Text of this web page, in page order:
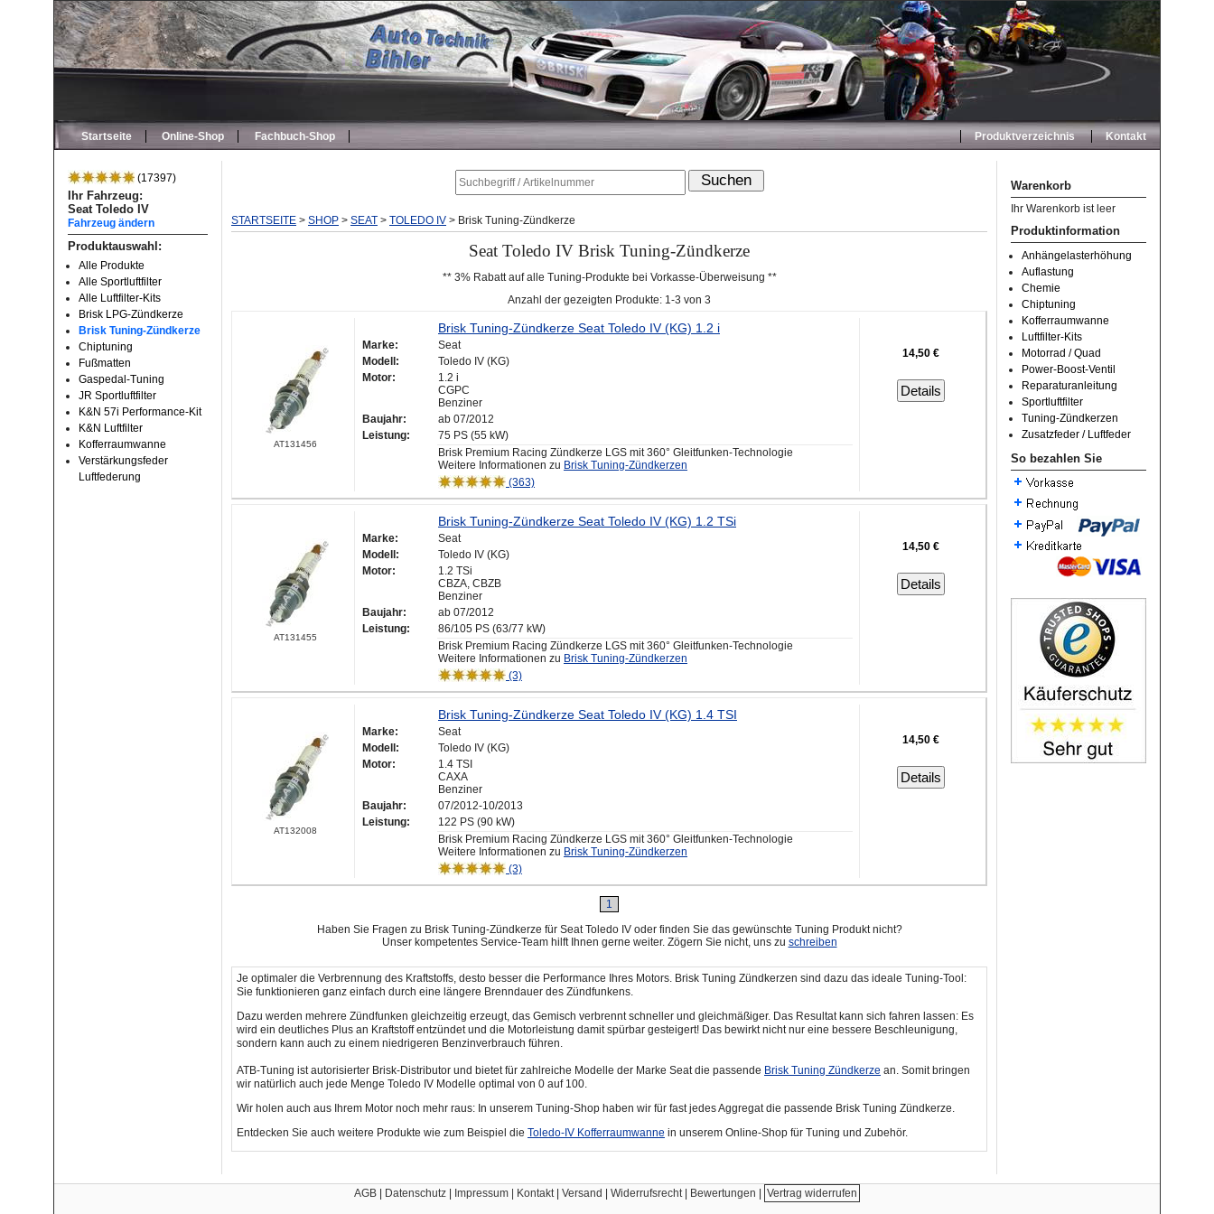
Startseite Online-Shop Fachbuch-Shop Produktverzeichnis Kontakt
(17397)
Ihr Fahrzeug:
Seat Toledo IV
Fahrzeug ändern
Produktauswahl:
Alle Produkte
Alle Sportluftfilter
Alle Luftfilter-Kits
Brisk LPG-Zündkerze
Brisk Tuning-Zündkerze
Chiptuning
Fußmatten
Gaspedal-Tuning
JR Sportluftfilter
K&N 57i Performance-Kit
K&N Luftfilter
Kofferraumwanne
Verstärkungsfeder
Luftfederung
Warenkorb
Ihr Warenkorb ist leer
Produktinformation
Anhängelasterhöhung
Auflastung
Chemie
Chiptuning
Kofferraumwanne
Luftfilter-Kits
Motorrad / Quad
Power-Boost-Ventil
Reparaturanleitung
Sportluftfilter
Tuning-Zündkerzen
Zusatzfeder / Luftfeder
So bezahlen Sie
STARTSEITE > SHOP > SEAT > TOLEDO IV > Brisk Tuning-Zündkerze
Seat Toledo IV Brisk Tuning-Zündkerze
** 3% Rabatt auf alle Tuning-Produkte bei Vorkasse-Überweisung **
Anzahl der gezeigten Produkte: 1-3 von 3
AT131456
Brisk Tuning-Zündkerze Seat Toledo IV (KG) 1.2 i
Marke:
Seat
Modell:
Toledo IV (KG)
Motor:
1.2 i
CGPC
Benziner
Baujahr:
ab 07/2012
Leistung:
75 PS (55 kW)
Brisk Premium Racing Zündkerze LGS mit 360° Gleitfunken-Technologie
Weitere Informationen zu Brisk Tuning-Zündkerzen
(363)
14,50 €
Details
AT131455
Brisk Tuning-Zündkerze Seat Toledo IV (KG) 1.2 TSi
Marke:
Seat
Modell:
Toledo IV (KG)
Motor:
1.2 TSi
CBZA, CBZB
Benziner
Baujahr:
ab 07/2012
Leistung:
86/105 PS (63/77 kW)
Brisk Premium Racing Zündkerze LGS mit 360° Gleitfunken-Technologie
Weitere Informationen zu Brisk Tuning-Zündkerzen
(3)
14,50 €
Details
AT132008
Brisk Tuning-Zündkerze Seat Toledo IV (KG) 1.4 TSI
Marke:
Seat
Modell:
Toledo IV (KG)
Motor:
1.4 TSI
CAXA
Benziner
Baujahr:
07/2012-10/2013
Leistung:
122 PS (90 kW)
Brisk Premium Racing Zündkerze LGS mit 360° Gleitfunken-Technologie
Weitere Informationen zu Brisk Tuning-Zündkerzen
(3)
14,50 €
Details
1
Haben Sie Fragen zu Brisk Tuning-Zündkerze für Seat Toledo IV oder finden Sie das gewünschte Tuning Produkt nicht?
Unser kompetentes Service-Team hilft Ihnen gerne weiter. Zögern Sie nicht, uns zu schreiben
Je optimaler die Verbrennung des Kraftstoffs, desto besser die Performance Ihres Motors. Brisk Tuning Zündkerzen sind dazu das ideale Tuning-Tool:
Sie funktionieren ganz einfach durch eine längere Brenndauer des Zündfunkens.
Dazu werden mehrere Zündfunken gleichzeitig erzeugt, das Gemisch verbrennt schneller und gleichmäßiger. Das Resultat kann sich fahren lassen: Es
wird ein deutliches Plus an Kraftstoff entzündet und die Motorleistung damit spürbar gesteigert! Das bewirkt nicht nur eine bessere Beschleunigung,
sondern kann auch zu einem niedrigeren Benzinverbrauch führen.
ATB-Tuning ist autorisierter Brisk-Distributor und bietet für zahlreiche Modelle der Marke Seat die passende Brisk Tuning Zündkerze an. Somit bringen
wir natürlich auch jede Menge Toledo IV Modelle optimal von 0 auf 100.
Wir holen auch aus Ihrem Motor noch mehr raus: In unserem Tuning-Shop haben wir für fast jedes Aggregat die passende Brisk Tuning Zündkerze.
Entdecken Sie auch weitere Produkte wie zum Beispiel die Toledo-IV Kofferraumwanne in unserem Online-Shop für Tuning und Zubehör.
AGB Datenschutz Impressum | Kontakt| Versand Widerrufsrecht| Bewertungen Vertrag widerrufen